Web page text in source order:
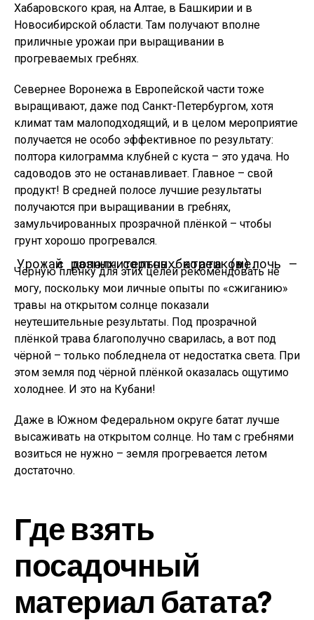
Хабаровского края, на Алтае, в Башкирии и в
Новосибирской области. Там получают вполне
приличные урожаи при выращивании в
прогреваемых гребнях.
Севернее Воронежа в Европейской части тоже
выращивают, даже под Санкт-Петербургом, хотя
климат там малоподходящий, и в целом мероприятие
получается не особо эффективное по результату:
полтора килограмма клубней с куста – это удача. Но
садоводов это не останавливает. Главное – свой
продукт! В средней полосе лучшие результаты
получаются при выращивании в гребнях,
замульчированных прозрачной плёнкой – чтобы
грунт хорошо прогревался.
Урожай разных сортов батата (мелочь — с дополнительных корешков).
Чёрную плёнку для этих целей рекомендовать не
могу, поскольку мои личные опыты по «сжиганию»
травы на открытом солнце показали
неутешительные результаты. Под прозрачной
плёнкой трава благополучно сварилась, а вот под
чёрной – только побледнела от недостатка света. При
этом земля под чёрной плёнкой оказалась ощутимо
холоднее. И это на Кубани!
Даже в Южном Федеральном округе батат лучше
высаживать на открытом солнце. Но там с гребнями
возиться не нужно – земля прогревается летом
достаточно.
Где взять
посадочный
материал батата?